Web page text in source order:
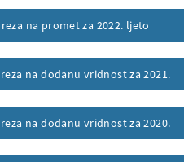
na promet za 2022. ljeto
na dodanu vridnost za 2021.
na dodanu vridnost za 2020.